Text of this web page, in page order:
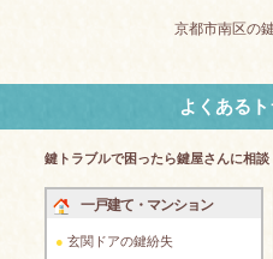
京都市南区の
よくある
鍵トラブルで困ったら鍵屋さんに相談
一戸建て・マンション
玄関ドアの鍵紛失